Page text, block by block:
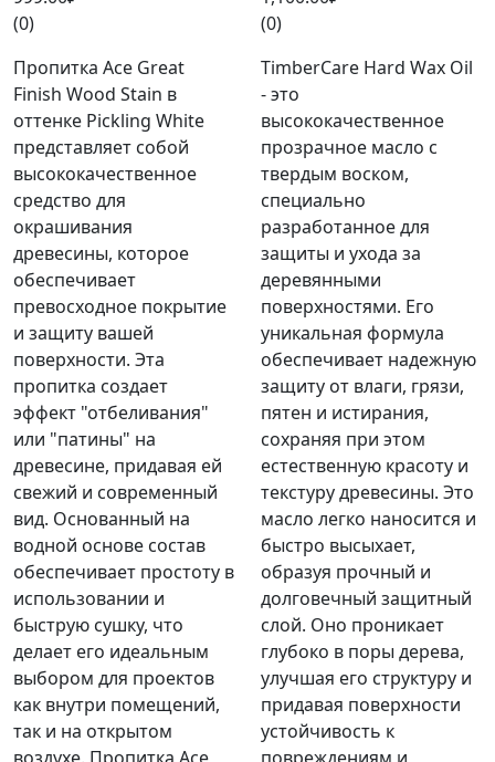
(0)
Пропитка Ace Great
Finish Wood Stain в
оттенке Pickling White
представляет собой
высококачественное
средство для
окрашивания
древесины, которое
обеспечивает
превосходное покрытие
и защиту вашей
поверхности. Эта
пропитка создает
эффект "отбеливания"
или "патины" на
древесине, придавая ей
свежий и современный
вид. Основанный на
водной основе состав
обеспечивает простоту в
использовании и
быструю сушку, что
делает его идеальным
выбором для проектов
как внутри помещений,
так и на открытом
(0)
TimberCare Hard Wax Oil
- это
высококачественное
прозрачное масло с
твердым воском,
специально
разработанное для
защиты и ухода за
деревянными
поверхностями. Его
уникальная формула
обеспечивает надежную
защиту от влаги, грязи,
пятен и истирания,
сохраняя при этом
естественную красоту и
текстуру древесины. Это
масло легко наносится и
быстро высыхает,
образуя прочный и
долговечный защитный
слой. Оно проникает
глубоко в поры дерева,
улучшая его структуру и
придавая поверхности
устойчивость к